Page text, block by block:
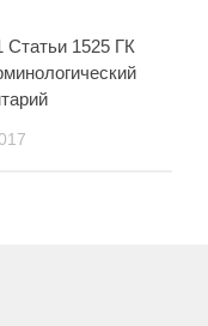
Статьи 1525 ГК